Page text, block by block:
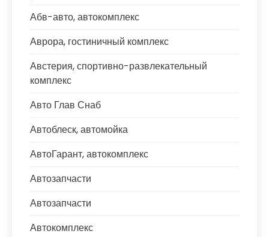
Абв-авто, автокомплекс
Аврора, гостиничный комплекс
Австерия, спортивно-развлекательный
комплекс
Авто Глав Снаб
Автоблеск, автомойка
АвтоГарант, автокомплекс
Автозапчасти
Автозапчасти
Автокомплекс